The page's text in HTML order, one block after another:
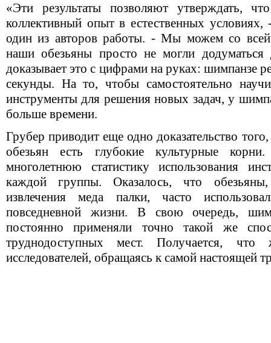
«Эти результаты позволяют утверждать,
коллективный опыт в естественных
один из авторов работы. - Мы можем со всей
наши обезьяны просто не могли
доказывает это с цифрами на руках: шимпанзе
секунды. На то, чтобы самостоятельно
инструменты для решения новых задач, у
больше времени.
Грубер приводит еще одно доказательство
обезьян есть глубокие культурные
многолетнюю статистику использования
каждой группы. Оказалось, что
извлечения меда палки, часто
повседневной жизни. В свою очередь,
постоянно применяли точно такой же
труднодоступных мест. Получается, что
исследователей, обращаясь к самой настоящей